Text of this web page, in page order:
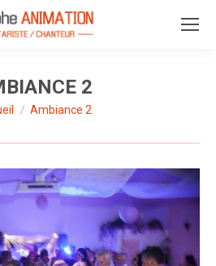
2
êtes ici :Ambiance 2